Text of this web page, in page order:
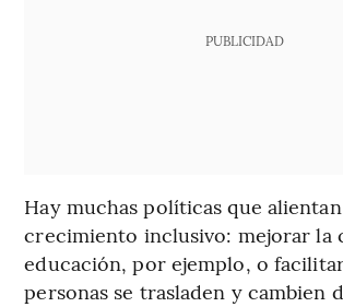
PUBLICIDAD
Hay muchas políticas que
crecimiento inclusivo: mejorar la
educación, por ejemplo, o
personas se trasladen y cambien